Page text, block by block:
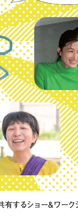
するショー&ワーク